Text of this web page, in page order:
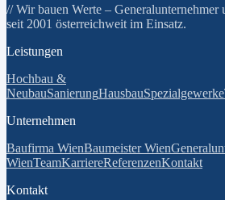
// Wir bauen Werte – Generalunternehmer
seit 2001 österreichweit im Einsatz.
Leistungen
Hochbau &
NeubauSanierungHausbauSpezialgewerke
Unternehmen
Baufirma WienBaumeister Wien
WienTeamKarriereReferenzenKontakt
Kontakt